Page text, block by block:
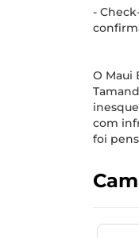
-
O Maui
com
foi